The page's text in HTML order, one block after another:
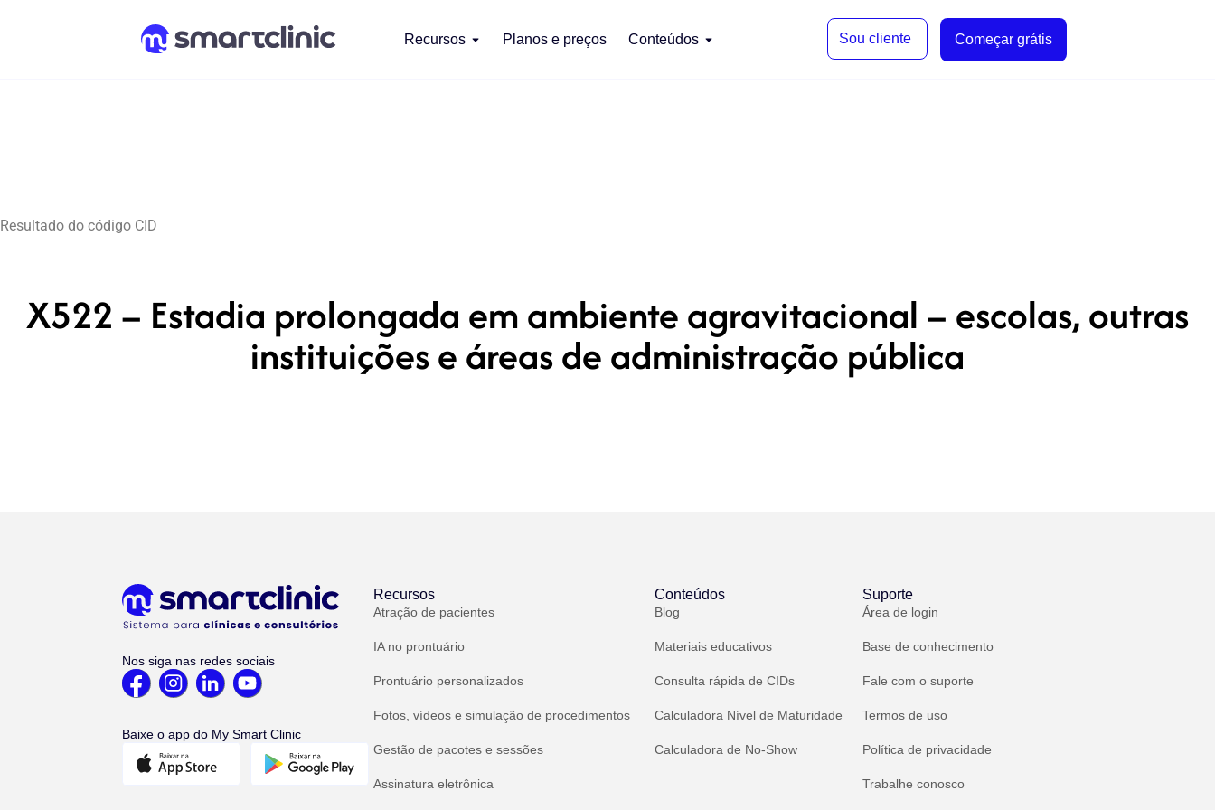
Recursos Planos e preços Conteúdos Sou cliente Começar grátis
Resultado do código CID
X522 – Estadia prolongada em ambiente agravitacional – escolas, outras
instituições e áreas de administração pública
Nos siga nas redes sociais
Baixe o app do My Smart Clinic
Recursos
Atração de pacientes
IA no prontuário
Prontuário personalizados
Fotos, vídeos e simulação de procedimentos
Gestão de pacotes e sessões
Assinatura eletrônica
Conteúdos
Blog
Materiais educativos
Consulta rápida de CIDs
Calculadora Nível de Maturidade
Calculadora de No-Show
Suporte
Área de login
Base de conhecimento
Fale com o suporte
Termos de uso
Política de privacidade
Trabalhe conosco